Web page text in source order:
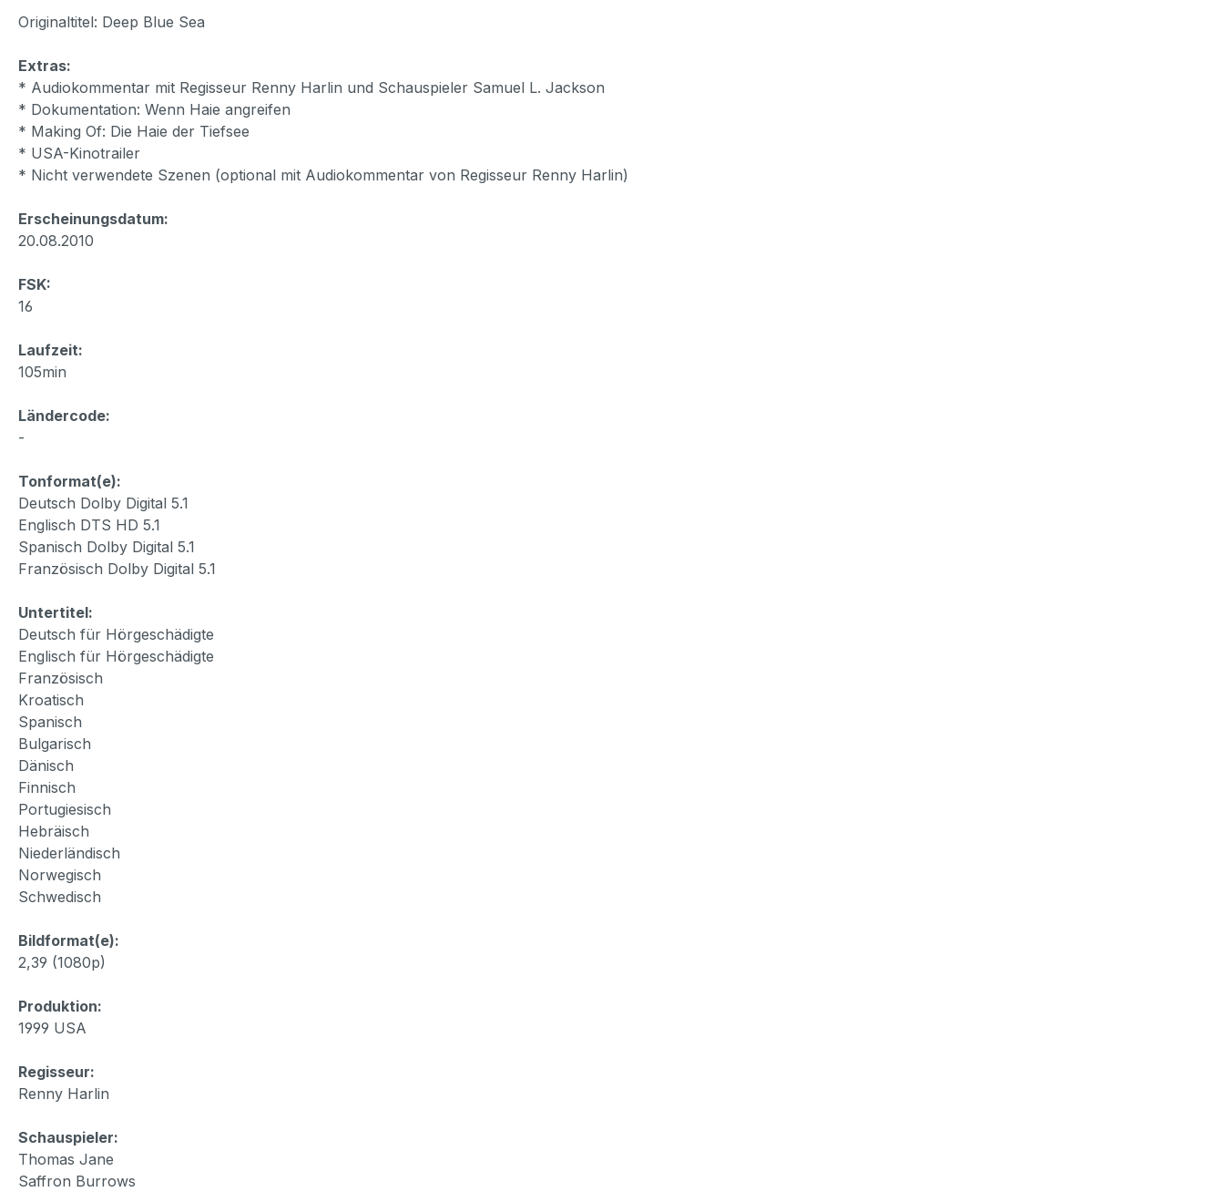
Originaltitel: Deep Blue Sea
Extras:
* Audiokommentar mit Regisseur Renny Harlin und Schauspieler Samuel L. Jackson
* Dokumentation: Wenn Haie angreifen
* Making Of: Die Haie der Tiefsee
* USA-Kinotrailer
* Nicht verwendete Szenen (optional mit Audiokommentar von Regisseur Renny Harlin)
Erscheinungsdatum:
20.08.2010
FSK:
16
Laufzeit:
105min
Ländercode:
-
Tonformat(e):
Deutsch Dolby Digital 5.1
Englisch DTS HD 5.1
Spanisch Dolby Digital 5.1
Französisch Dolby Digital 5.1
Untertitel:
Deutsch für Hörgeschädigte
Englisch für Hörgeschädigte
Französisch
Kroatisch
Spanisch
Bulgarisch
Dänisch
Finnisch
Portugiesisch
Hebräisch
Niederländisch
Norwegisch
Schwedisch
Bildformat(e):
2,39 (1080p)
Produktion:
1999 USA
Regisseur:
Renny Harlin
Schauspieler:
Thomas Jane
Saffron Burrows